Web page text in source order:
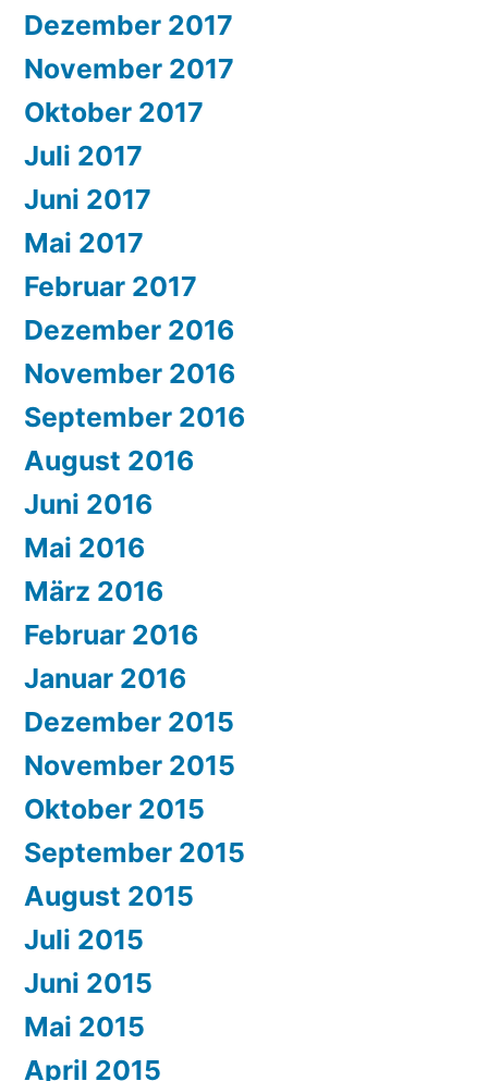
Dezember 2017
November 2017
Oktober 2017
Juli 2017
Juni 2017
Mai 2017
Februar 2017
Dezember 2016
November 2016
September 2016
August 2016
Juni 2016
Mai 2016
März 2016
Februar 2016
Januar 2016
Dezember 2015
November 2015
Oktober 2015
September 2015
August 2015
Juli 2015
Juni 2015
Mai 2015
April 2015